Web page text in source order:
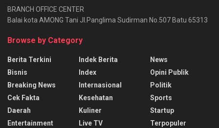
BRANCH OFFICE CENTER
Balai kota AMONG Tani Jl.Panglima Sudirman No.507 Batu 65313
Browse by Category
Berita Terkini
Bisnis
Breaking News
Cek Fakta
Daerah
Entertainment
Indek Berita
Index
Internasional
Kesehatan
Kuliner
Live TV
News
Opini Publik
Politik
Sports
Startup
Terpopuler